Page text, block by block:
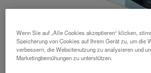
K-Monitor
Wenn Sie auf „Alle Cookies akzeptieren“ klicken,
Speicherung von Cookies auf Ihrem Gerät zu, um die
verbessern, die Websitenutzung zu analysieren und
Marketingbemühungen zu unterstützen.